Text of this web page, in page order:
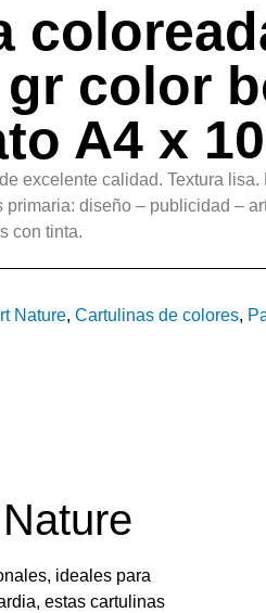
gr color
A4 x
excelente calidad. Textura lisa.
diseño – publicidad –
con tinta.
Nature, Cartulinas de colores,
ideales para
estas cartulinas